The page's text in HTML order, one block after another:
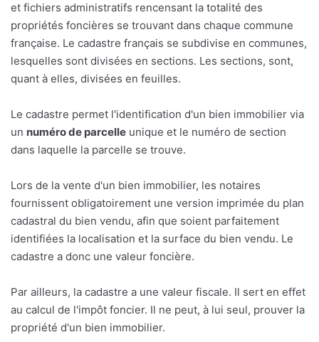
et fichiers administratifs rencensant la totalité des
propriétés foncières se trouvant dans chaque commune
française. Le cadastre français se subdivise en communes,
lesquelles sont divisées en sections. Les sections, sont,
quant à elles, divisées en feuilles.
Le cadastre permet l'identification d'un bien immobilier via
un numéro de parcelle unique et le numéro de section
dans laquelle la parcelle se trouve.
Lors de la vente d'un bien immobilier, les notaires
fournissent obligatoirement une version imprimée du plan
cadastral du bien vendu, afin que soient parfaitement
identifiées la localisation et la surface du bien vendu. Le
cadastre a donc une valeur foncière.
Par ailleurs, la cadastre a une valeur fiscale. Il sert en effet
au calcul de l'impôt foncier. Il ne peut, à lui seul, prouver la
propriété d'un bien immobilier.